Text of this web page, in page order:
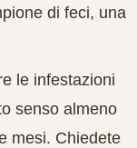
di feci, una
le infestazioni
senso almeno
mesi. Chiedete